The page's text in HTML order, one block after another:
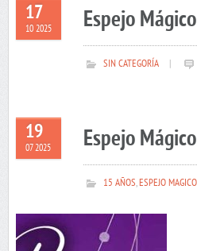
17
10 2025 Espejo
SIN CATEGORÍA
19
07 2025 Espejo
15 AÑOS,ESPEJO MAGICO